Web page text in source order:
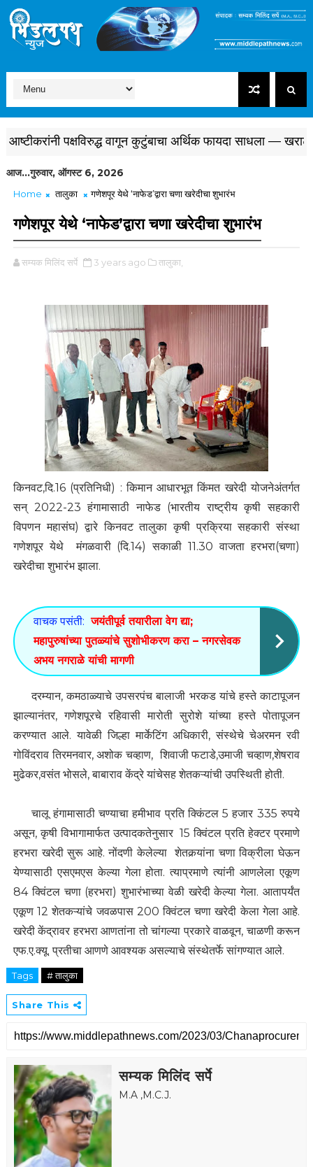
पक्षविरुद्ध वागून कुटुंबाचा अर्थिक फायदा साधला — खराटेचा
आज...गुरुवार, ऑगस्ट 6, 2026
Home तालुका गणेशपूर येथे ‘नाफेड’द्वारा चणा खरेदीचा शुभारंभ
गणेशपूर येथे ‘नाफेड’द्वारा चणा खरेदीचा शुभारंभ
सम्यक मिलिंद सर्पे 3 years ago तालुका,
किनवट,दि.16 (प्रतिनिधी) : किमान आधारभूत किंमत खरेदी योजनेअंतर्गत
सन्‌ 2022-23 हंगामासाठी नाफेड (भारतीय राष्ट्रीय कृषी सहकारी
विपणन महासंघ) द्वारे किनवट तालुका कृषी प्रक्रिया सहकारी संस्था
गणेशपूर येथे मंगळवारी (दि.14) सकाळी 11.30 वाजता हरभरा(चणा)
खरेदीचा शुभारंभ झाला.
वाचक पसंती: जयंतीपूर्व तयारीला वेग द्या;
महापुरुषांच्या पुतळ्यांचे सुशोभीकरण करा – नगरसेवक
अभय नगराळे यांची मागणी
दरम्यान, कमठाळ्याचे उपसरपंच बालाजी भरकड यांचे हस्ते काटापूजन
झाल्यानंतर, गणेशपूरचे रहिवासी मारोती सुरोशे यांच्या हस्ते पोतापूजन
करण्यात आले. यावेळी जिल्हा मार्केटिंग अधिकारी, संस्थेचे चेअरमन रवी
गोविंदराव तिरमनवार, अशोक चव्हाण, शिवाजी फटाडे,उमाजी चव्हाण,शेषराव
मुढेकर,वसंत भोसले, बाबाराव केंद्रे यांचेसह शेतकऱ्यांची उपस्थिती होती.
चालू हंगामासाठी चण्याचा हमीभाव प्रति क्किंटल 5 हजार 335 रुपये
असून, कृषी विभागामार्फत उत्पादकतेनुसार 15 क्विंटल प्रति हेक्टर प्रमाणे
हरभरा खरेदी सुरू आहे. नोंदणी केलेल्या शेतकर्‍यांना चणा विक्रीला घेऊन
येण्यासाठी एसएमएस केल्या गेला होता. त्याप्रमाणे त्यांनी आणलेला एकूण
84 क्विंटल चणा (हरभरा) शुभारंभाच्या वेळी खरेदी केल्या गेला. आतापर्यंत
एकूण 12 शेतकऱ्यांचे जवळपास 200 क्विंटल चणा खरेदी केला गेला आहे.
खरेदी केंद्रावर हरभरा आणतांना तो चांगल्या प्रकारे वाळवून, चाळणी करून
एफ.ए.क्यू. प्रतीचा आणणे आवश्यक असल्याचे संस्थेतर्फे सांगण्यात आले.
Tags # तालुका
Share This
सम्यक मिलिंद सर्पे
M.A ,M.C.J.